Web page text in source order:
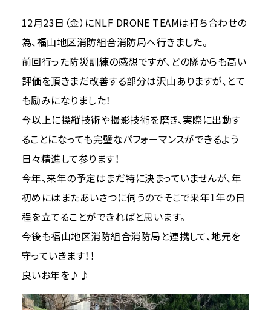
12月23日（金）にNLF DRONE TEAMは打ち合わせの
為、福山地区消防組合消防局へ行きました。
前回行った防災訓練の感想ですが、どの隊からも高い
評価を頂きまだ改善する部分は沢山ありますが、とて
も励みになりました！
今以上に操縦技術や撮影技術を磨き、実際に出動す
ることになっても完璧なパフォーマンスができるよう
日々精進して参ります！
今年、来年の予定はまだ特に決まっていませんが、年
初めにはまたあいさつに伺うのでそこで来年1年の日
程を立てることができればと思います。
今後も福山地区消防組合消防局と連携して、地元を
守っていきます！！
良いお年を♪♪